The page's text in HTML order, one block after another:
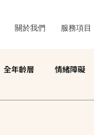
關於我們 服務項目
全年齡層 情緒障礙